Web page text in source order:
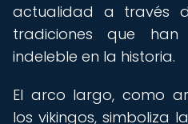
actualidad a través
tradiciones que
indeleble en la historia.
El arco largo, como
los vikingos, simboliza